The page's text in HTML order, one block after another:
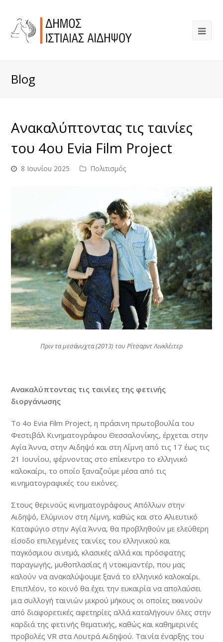
Blog
Ανακαλύπτοντας τις ταινίες
του 4ου Evia Film Project
8 Ιουνίου 2025 Πολιτισμός
Πριν τα μεσάνυχτα (2013) του Ρίτσαρντ Λινκλέιτερ
Ανακαλύπτοντας τις ταινίες της φετινής
διοργάνωσης
Το 4ο Evia Film Project, η πράσινη πρωτοβουλία του
Φεστιβάλ Κινηματογράφου Θεσσαλονίκης, έρχεται στην
Αγία Άννα, στην Αιδηψό και στη Λίμνη από τις 17 έως τις
21 Ιουνίου, φέρνοντας στο επίκεντρο το ελληνικό
καλοκαίρι, το οποίο ξαναζούμε μέσα από τις
κινηματογραφικές του εικόνες.
Στους θερινούς κινηματογράφους Απόλλων στην
Αιδηψό, Ελύμνιον στη Λίμνη, καθώς και στο Αλιευτικό
Καταφύγιο στην Αγία Άννα, θα προβληθούν με ελεύθερη
είσοδο επιλεγμένες ταινίες του ελληνικού και
παγκόσμιου σινεμά, κλασικές αλλά και πρόσφατης
παραγωγής, μυθοπλασίας ή ντοκιμαντέρ, που μας
καλούν να ανακαλύψουμε ξανά το ελληνικό καλοκαίρι.
Επιπλέον, το κοινό θα έχει την ευκαιρία να απολαύσει
μια συλλογή ταινιών μικρού μήκους οι οποίες εκκινούν
από διαφορετικές αφετηρίες αλλά καταλήγουν όλες στην
καρδιά της φετινής θεματικής, καθώς και καθημερινές
προβολές VR στα Λουτρά Αιδηψού. Ταινία έναρξης του